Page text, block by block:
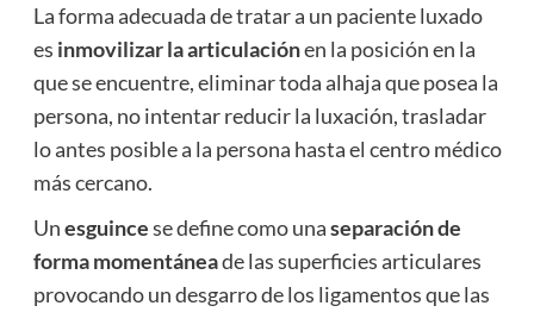
La forma adecuada de tratar a un paciente luxado
es inmovilizar la articulaciónen la posición en la
que se encuentre, eliminar toda alhaja que posea la
persona, no intentar reducir la luxación, trasladar
lo antes posible a la persona hasta el centro médico
más cercano.
Unesguincese define como unaseparación de
forma momentáneade las superficies articulares
provocando un desgarro de los ligamentos que las